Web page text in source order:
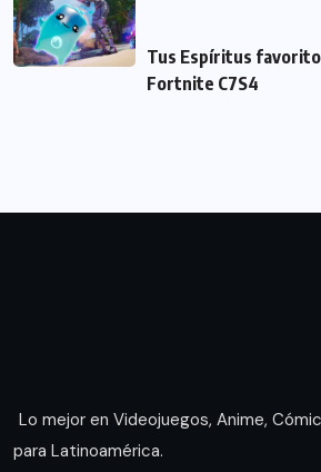
Tus Espíritus
Fortnite C7S4
Lo mejor en Videojuegos, Anime,
para Latinoamérica.